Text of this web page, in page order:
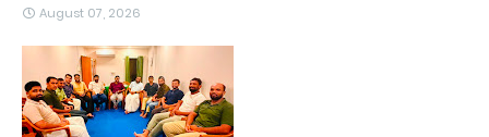
August 07, 2026